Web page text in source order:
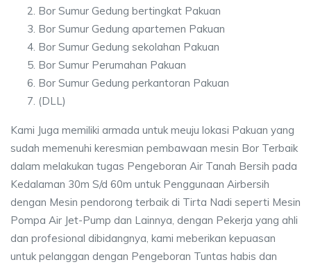
Bor Sumur Gedung bertingkat Pakuan
Bor Sumur Gedung apartemen Pakuan
Bor Sumur Gedung sekolahan Pakuan
Bor Sumur Perumahan Pakuan
Bor Sumur Gedung perkantoran Pakuan
(DLL)
Kami Juga memiliki armada untuk meuju lokasi Pakuan yang
sudah memenuhi keresmian pembawaan mesin Bor Terbaik
dalam melakukan tugas Pengeboran Air Tanah Bersih pada
Kedalaman 30m S/d 60m untuk Penggunaan Airbersih
dengan Mesin pendorong terbaik di Tirta Nadi seperti Mesin
Pompa Air Jet-Pump dan Lainnya, dengan Pekerja yang ahli
dan profesional dibidangnya, kami meberikan kepuasan
untuk pelanggan dengan Pengeboran Tuntas habis dan